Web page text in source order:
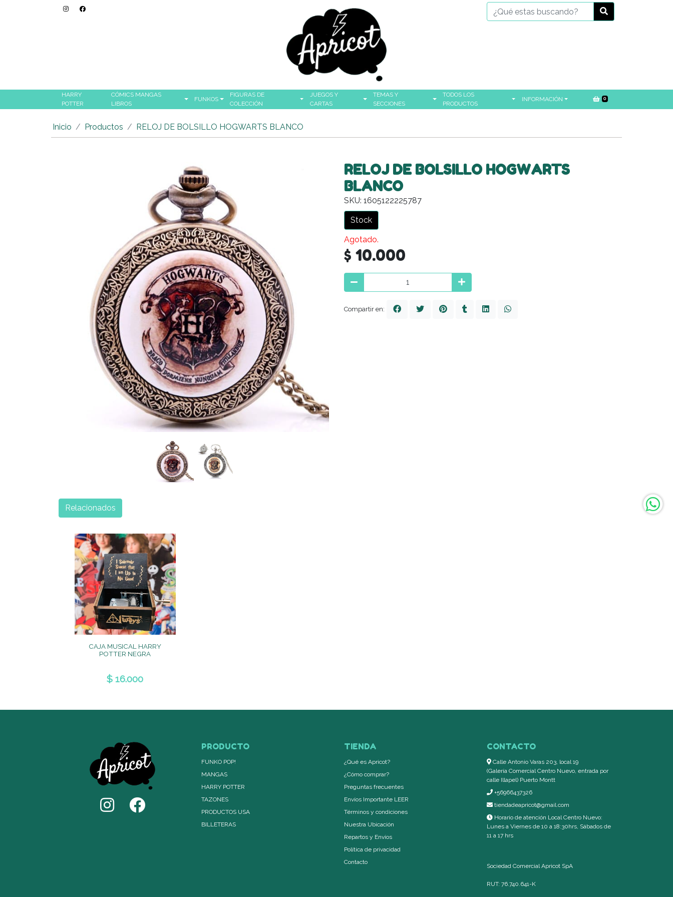
HARRY
POTTER
CÓMICS MANGAS
LIBROS
FUNKOS
FIGURAS DE
COLECCIÓN
JUEGOS Y
CARTAS
TEMAS Y
SECCIONES
TODOS LOS
PRODUCTOS
INFORMACIÓN 0
Inicio Productos RELOJ DE BOLSILLO HOGWARTS BLANCO
RELOJ DE BOLSILLO HOGWARTS
BLANCO
SKU: 1605122225787
Stock
Agotado.
$ 10.000
Compartir en:
CAJA MUSICAL HARRY
POTTER NEGRA
$ 16.000
Relacionados
PRODUCTO
FUNKO POP!
MANGAS
HARRY POTTER
TAZONES
PRODUCTOS USA
BILLETERAS
TIENDA
¿Qué es Apricot?
¿Cómo comprar?
Preguntas frecuentes
Envíos Importante LEER
Términos y condiciones
Nuestra Ubicación
Repartos y Envíos
Política de privacidad
Contacto
CONTACTO
Calle Antonio Varas 203, local 19
(Galería Comercial Centro Nuevo, entrada por
calle Illapel) Puerto Montt
+56966437326
tiendadeapricot@gmail.com
Horario de atención Local Centro Nuevo:
Lunes a Viernes de 10 a 18:30hrs, Sábados de
11 a 17 hrs
Sociedad Comercial Apricot SpA
RUT: 76.740.641-K